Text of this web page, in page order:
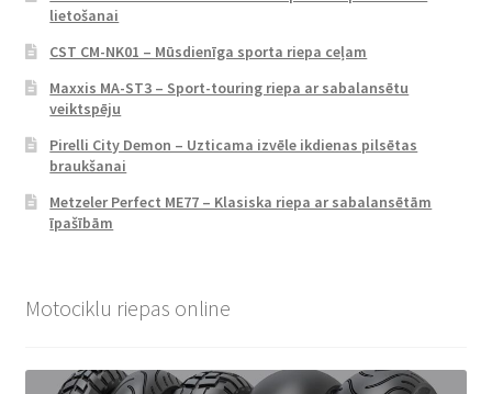
lietošanai
CST CM-NK01 – Mūsdienīga sporta riepa ceļam
Maxxis MA-ST3 – Sport-touring riepa ar sabalansētu
veiktspēju
Pirelli City Demon – Uzticama izvēle ikdienas pilsētas
braukšanai
Metzeler Perfect ME77 – Klasiska riepa ar sabalansētām
īpašībām
Motociklu riepas online